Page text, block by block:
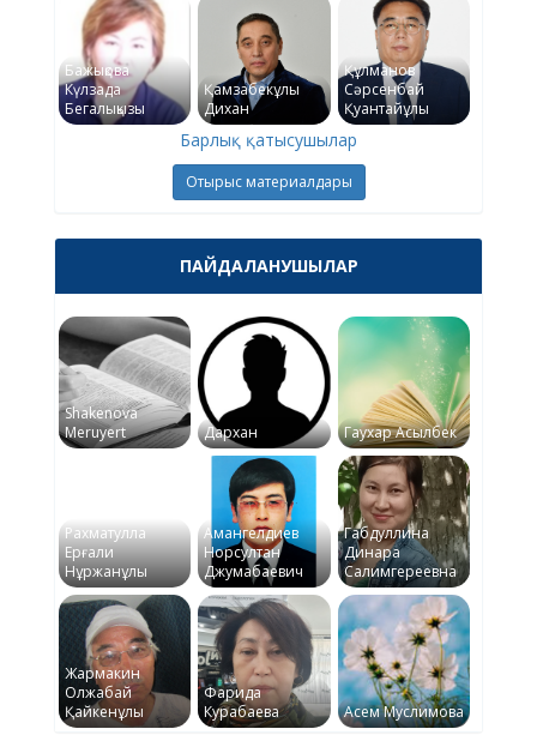
Бажықова
Күлзада
Бегалықызы
Қамзабекұлы
Дихан
Құлманов
Сәрсенбай
Қуантайұлы
Барлық қатысушылар
Отырыс материалдары
ПАЙДАЛАНУШЫЛАР
Shakenova
Meruyert
Дархан Гаухар Асылбек
Рахматулла
Ерғали
Нұржанұлы
Амангелдиев
Норсултан
Джумабаевич
Габдуллина
Динара
Салимгереевна
Жармакин
Олжабай
Қайкенұлы
Фарида
Курабаева
Асем Муслимова